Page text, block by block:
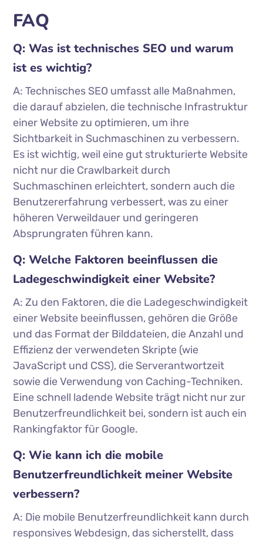
FAQ
Q: Was ist technisches SEO und warum
ist es wichtig?
A: Technisches SEO umfasst alle Maßnahmen,
die darauf abzielen, die technische Infrastruktur
einer Website zu optimieren, um ihre
Sichtbarkeit in Suchmaschinen zu verbessern.
Es ist wichtig, weil eine gut strukturierte Website
nicht nur die Crawlbarkeit durch
Suchmaschinen erleichtert, sondern auch die
Benutzererfahrung verbessert, was zu einer
höheren Verweildauer und geringeren
Absprungraten führen kann.
Q: Welche Faktoren beeinflussen die
Ladegeschwindigkeit einer Website?
A: Zu den Faktoren, die die Ladegeschwindigkeit
einer Website beeinflussen, gehören die Größe
und das Format der Bilddateien, die Anzahl und
Effizienz der verwendeten Skripte (wie
JavaScript und CSS), die Serverantwortzeit
sowie die Verwendung von Caching-Techniken.
Eine schnell ladende Website trägt nicht nur zur
Benutzerfreundlichkeit bei, sondern ist auch ein
Rankingfaktor für Google.
Q: Wie kann ich die mobile
Benutzerfreundlichkeit meiner Website
verbessern?
A: Die mobile Benutzerfreundlichkeit kann durch
responsives Webdesign, das sicherstellt, dass